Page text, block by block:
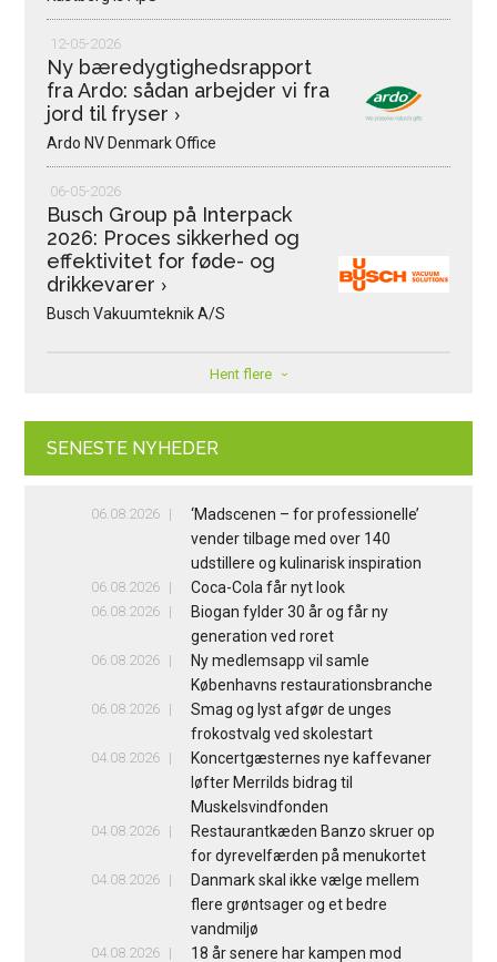
12-05-2026
Ny bæredygtighedsrapport
fra Ardo: sådan arbejder vi fra
jord til fryser ›
Ardo NV Denmark Office
06-05-2026
Busch Group på Interpack
2026: Proces sikkerhed og
effektivitet for føde- og
drikkevarer ›
Busch Vakuumteknik A/S
Hent flere
SENESTE NYHEDER
06.08.2026
‘Madscenen – for professionelle’
vender tilbage med over 140
udstillere og kulinarisk inspiration
06.08.2026 Coca-Cola får nyt look
06.08.2026
Biogan fylder 30 år og får ny
generation ved roret
06.08.2026
Ny medlemsapp vil samle
Københavns restaurationsbranche
06.08.2026
Smag og lyst afgør de unges
frokostvalg ved skolestart
04.08.2026
Koncertgæsternes nye kaffevaner
løfter Merrilds bidrag til
Muskelsvindfonden
04.08.2026
Restaurantkæden Banzo skruer op
for dyrevelfærden på menukortet
04.08.2026
Danmark skal ikke vælge mellem
flere grøntsager og et bedre
vandmiljø
04.08.2026
18 år senere har kampen mod